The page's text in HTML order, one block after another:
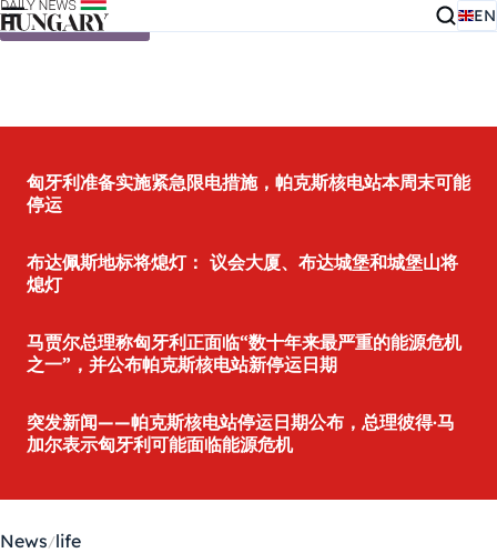
Skip to content EN
匈牙利准备实施紧急限电措施，帕克斯核电站本周末可能
停运
布达佩斯地标将熄灯： 议会大厦、布达城堡和城堡山将
熄灯
马贾尔总理称匈牙利正面临“数十年来最严重的能源危机
之一”，并公布帕克斯核电站新停运日期
突发新闻——帕克斯核电站停运日期公布，总理彼得·马
加尔表示匈牙利可能面临能源危机
News life